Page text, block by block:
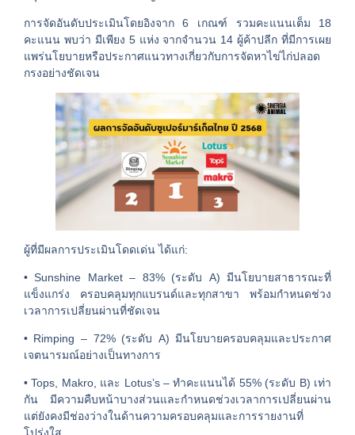
การจัดอันดับประเมินโดยอิงจาก 6 เกณฑ์ รวมคะแนนเต็ม 18
คะแนน พบว่า มีเพียง 5 แห่ง จากจำนวน 14 ผู้ค้าปลีก ที่มีการเผย
แพร่นโยบายหรือประกาศแนวทางเกี่ยวกับการจัดหาไข่ไก่ปลอด
กรงอย่างชัดเจน
ผู้ที่มีผลการประเมินโดดเด่น ได้แก่:
• Sunshine Market – 83% (ระดับ A) มีนโยบายสาธารณะที่
แข็งแกร่ง ครอบคลุมทุกแบรนด์และทุกสาขา พร้อมกำหนดช่วง
เวลาการเปลี่ยนผ่านที่ชัดเจน
• Rimping – 72% (ระดับ A) มีนโยบายครอบคลุมและประกาศ
เจตนารมณ์อย่างเป็นทางการ
• Tops, Makro, และ Lotus’s – ทำคะแนนได้ 55% (ระดับ B) เท่า
กัน มีความคืบหน้าบางส่วนและกำหนดช่วงเวลาการเปลี่ยนผ่าน
แต่ยังคงมีช่องว่างในด้านความครอบคลุมและการรายงานที่
โปร่งใส